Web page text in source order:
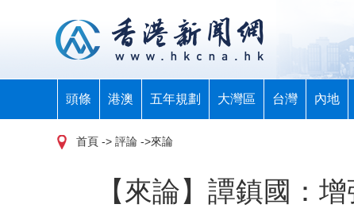
頭條 港澳 五年規劃 大灣區 台灣 內地
首頁 -> 評論 ->來論
【來論】譚鎮國：